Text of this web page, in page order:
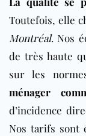
Toutefois, elle
Montréal. Nos
de très haute
sur les
ménager
d’incidence
Nos tarifs sont